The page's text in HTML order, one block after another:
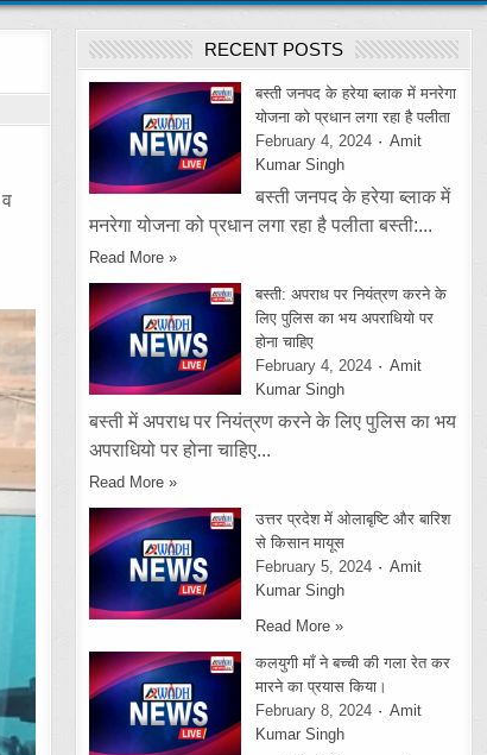
RECENT POSTS
बस्ती जनपद के हरेया ब्लाक में मनरेगा
योजना को प्रधान लगा रहा है पलीता
February 4, 2024
Amit
Kumar Singh
बस्ती जनपद के हरेया ब्लाक में
मनरेगा योजना को प्रधान लगा रहा है पलीता बस्ती:...
Read More »
बस्ती: अपराध पर नियंत्रण करने के
लिए पुलिस का भय अपराधियो पर
होना चाहिए
February 4, 2024
Amit
Kumar Singh
बस्ती में अपराध पर नियंत्रण करने के लिए पुलिस का भय
अपराधियो पर होना चाहिए...
Read More »
उत्तर प्रदेश में ओलाबृष्टि और बारिश
से किसान मायूस
February 5, 2024
Amit
Kumar Singh
Read More »
कलयुगी माँ ने बच्ची की गला रेत कर
मारने का प्रयास किया।
February 8, 2024
Amit
Kumar Singh